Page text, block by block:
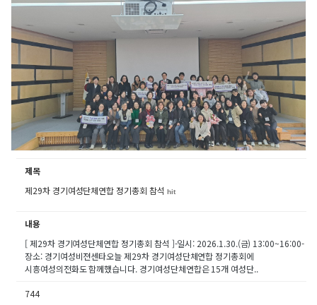
제목
제29차 경기여성단체연합 정기총회 참석 hit
내용
[ 제29차 경기여성단체연합 정기총회 참석 ]-일시: 2026.1.30.(금) 13:00~16:00-
장소: 경기여성비젼센타오늘 제29차 경기여성단체연합 정기총회에
시흥여성의전화도 함께했습니다. 경기여성단체연합은 15개 여성단..
744